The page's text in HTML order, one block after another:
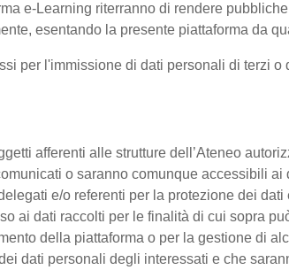
e-Learning riterranno di rendere
esentando la presente piattaforma da
per l'immissione di dati personali di terzi
afferenti alle strutture dell’Ateneo
o saranno comunque accessibili
e/o referenti per la protezione dei
ai dati raccolti per le finalità di cui sopra
della piattaforma o per la gestione di
dati personali degli interessati e che